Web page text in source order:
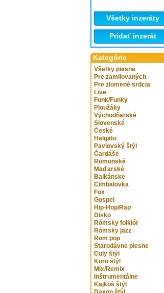
Všetky inzeráty
Pridať inzerát
Kategórie
Všetky piesne
Pre zamilovaných
Pre zlomené srdcia
Live
Funk/Funky
Ploužáky
Východňarské
Slovenské
České
Halgato
Pavlovský štýl
Čardáše
Rumunské
Maďarské
Balkánske
Cimbalovka
Fox
Gospel
Hip-Hop/Rap
Disko
Rómsky folklór
Rómsky jazz
Rom pop
Starodávne piesne
Culy štýl
Koro štýl
Mix/Remix
Inštrumentálne
Kajkoš štýl